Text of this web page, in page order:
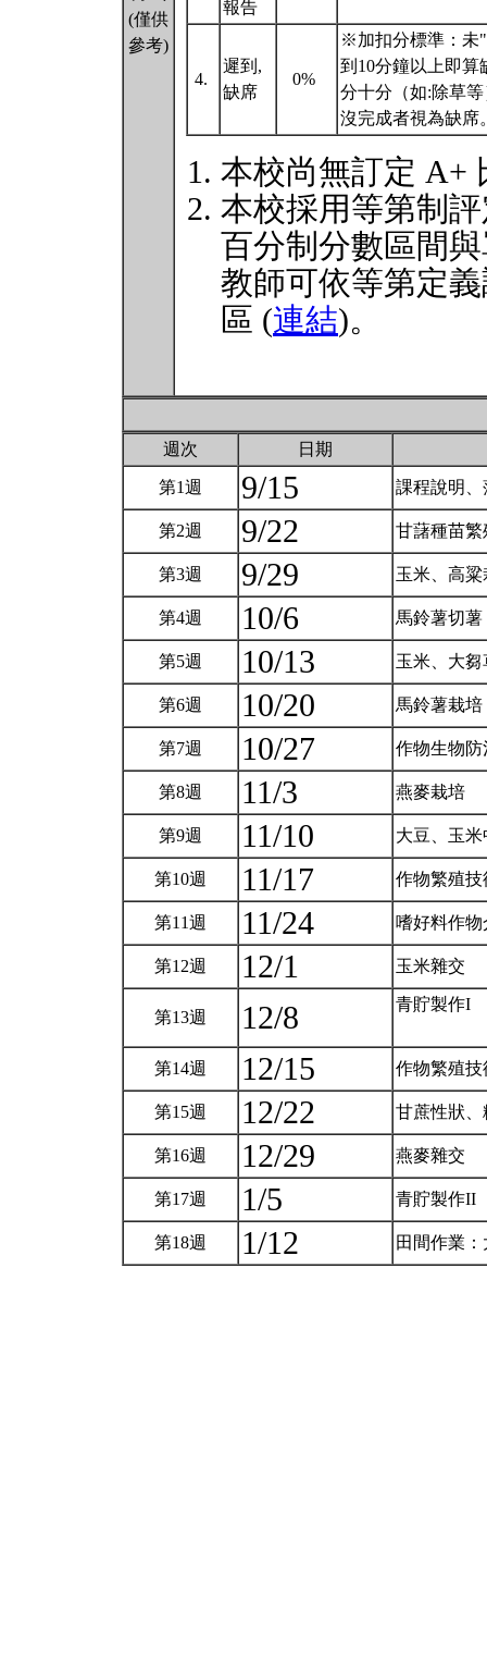
(僅供
參考)
報告
4.
遲到,
缺席
0%
※加扣分標準：未
到10分鐘以上即算
分十分（如:除草
沒完成者視為缺席
本校尚無訂定 A+
本校採用等第制
百分制分數區間
教師可依等第定
區 (連結)。
週次 日期
第1週 9/15 課程說明
第2週 9/22 甘藷種苗
第3週 9/29 玉米、高
第4週 10/6 馬鈴薯切薯
第5週 10/13 玉米、大
第6週 10/20 馬鈴薯栽培
第7週 10/27 作物生物
第8週 11/3 燕麥栽培
第9週 11/10 大豆、玉
第10週 11/17 作物繁殖
第11週 11/24 嗜好料作
第12週 12/1 玉米雜交
第13週 12/8 青貯製作I
第14週 12/15 作物繁殖
第15週 12/22 甘蔗性狀
第16週 12/29 燕麥雜交
第17週 1/5 青貯製作II
第18週 1/12 田間作業